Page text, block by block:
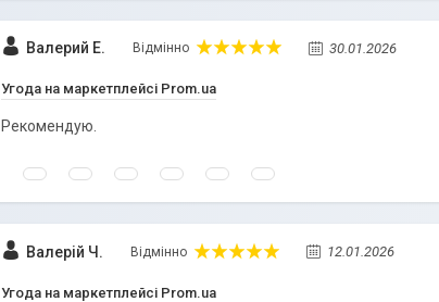
Валерий Е. Відмінно 30.01.2026
Угода на маркетплейсі Prom.ua
Рекомендую.
Валерій Ч. Відмінно 12.01.2026
Угода на маркетплейсі Prom.ua